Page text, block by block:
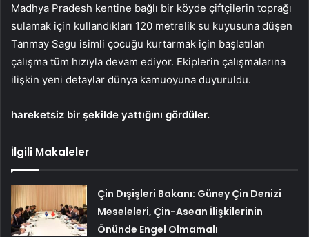
Madhya Pradesh kentine bağlı bir köyde çiftçilerin toprağı
sulamak için kullandıkları 120 metrelik su kuyusuna düşen
Tanmay Sagu isimli çocuğu kurtarmak için başlatılan
çalışma tüm hızıyla devam ediyor. Ekiplerin çalışmalarına
ilişkin yeni detaylar dünya kamuoyuna duyuruldu.
hareketsiz bir şekilde yattığını gördüler.
İlgili Makaleler
Çin Dışişleri Bakanı: Güney Çin Denizi
Meseleleri, Çin-Asean İlişkilerinin
Önünde Engel Olmamalı